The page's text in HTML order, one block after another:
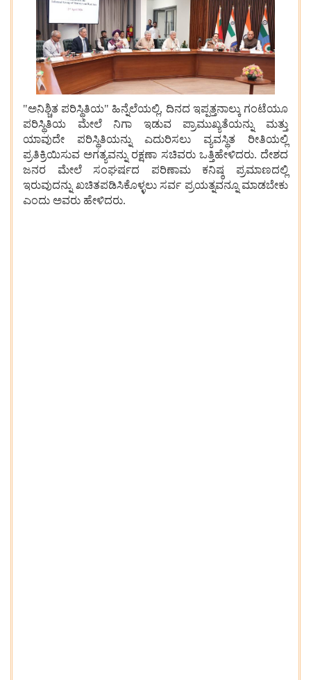
"ಅನಿಶ್ಚಿತ ಪರಿಸ್ಥಿತಿಯ" ಹಿನ್ನೆಲೆಯಲ್ಲಿ, ದಿನದ ಇಪ್ಪತ್ತನಾಲ್ಕು ಗಂಟೆಯೂ
ಪರಿಸ್ಥಿತಿಯ ಮೇಲೆ ನಿಗಾ ಇಡುವ ಪ್ರಾಮುಖ್ಯತೆಯನ್ನು ಮತ್ತು
ಯಾವುದೇ ಪರಿಸ್ಥಿತಿಯನ್ನು ಎದುರಿಸಲು ವ್ಯವಸ್ಥಿತ ರೀತಿಯಲ್ಲಿ
ಪ್ರತಿಕ್ರಿಯಿಸುವ ಅಗತ್ಯವನ್ನು ರಕ್ಷಣಾ ಸಚಿವರು ಒತ್ತಿಹೇಳಿದರು. ದೇಶದ
ಜನರ ಮೇಲೆ ಸಂಘರ್ಷದ ಪರಿಣಾಮ ಕನಿಷ್ಠ ಪ್ರಮಾಣದಲ್ಲಿ
ಇರುವುದನ್ನು ಖಚಿತಪಡಿಸಿಕೊಳ್ಳಲು ಸರ್ವ ಪ್ರಯತ್ನವನ್ನೂ ಮಾಡಬೇಕು
ಎಂದು ಅವರು ಹೇಳಿದರು.